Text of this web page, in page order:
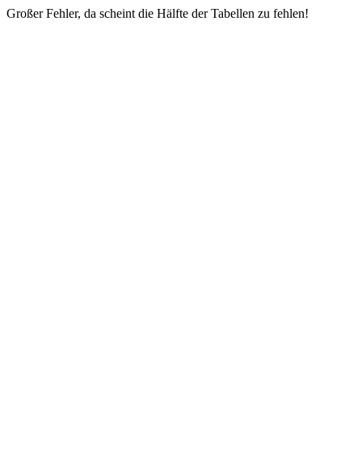
Großer Fehler, da scheint die Hälfte der Tabellen zu fehlen!